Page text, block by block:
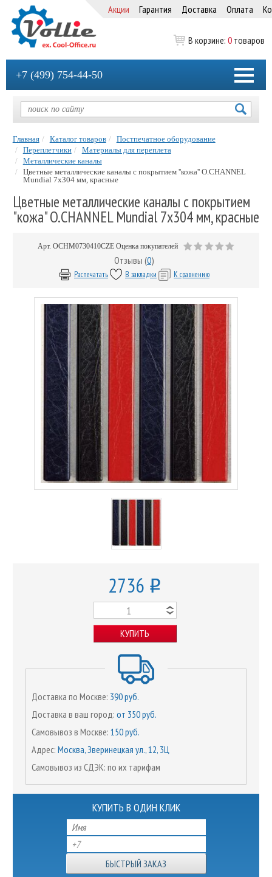
Акции Гарантия Доставка Оплата
В корзине: 0 товаров
+7 (499) 754-44-50
Главная Каталог товаров
Постпечатное оборудование
Переплетчики
Материалы для переплета
Металлические каналы
Цветные металлические каналы с покрытием ''кожа'' O.CHANNEL
Mundial 7х304 мм, красные
Цветные металлические каналы с покрытием
"кожа" O.CHANNEL Mundial 7х304 мм, красные
Арт. OCHM0730410CZE Оценка покупателей
Отзывы (0)
Распечатать В закладки К сравнению
2736 o
КУПИТЬ
Доставка по Москве: 390 руб.
Доставка в ваш город: от 350 руб.
Самовывоз в Москве: 150 руб.
Адрес: Москва, Зверинецкая ул., 12, 3Ц
Самовывоз из СДЭК: по их тарифам
КУПИТЬ В ОДИН КЛИК